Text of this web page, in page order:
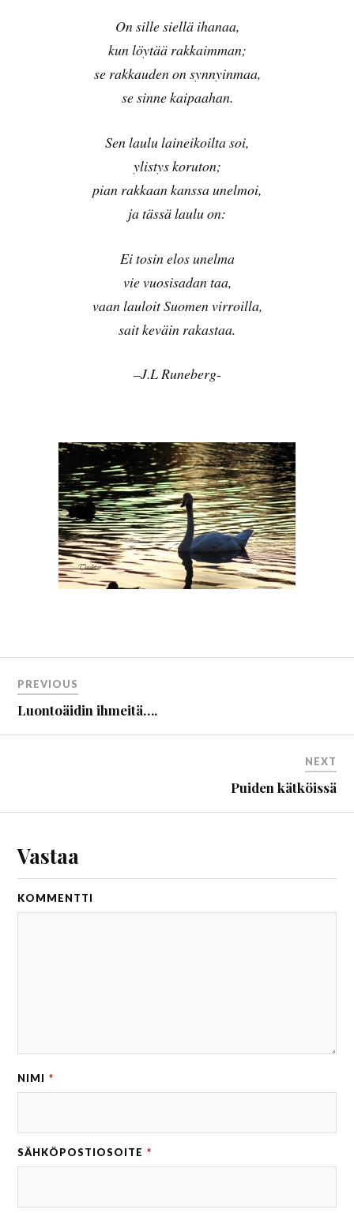
On sille siellä ihanaa,
kun löytää rakkaimman;
se rakkauden on synnyinmaa,
se sinne kaipaahan.
Sen laulu laineikoilta soi,
ylistys koruton;
pian rakkaan kanssa unelmoi,
ja tässä laulu on:
Ei tosin elos unelma
vie vuosisadan taa,
vaan lauloit Suomen virroilla,
sait keväin rakastaa.
–J.L Runeberg-
PREVIOUS
Luontoäidin ihmeitä….
NEXT
Puiden kätköissä
Vastaa
KOMMENTTI
NIMI *
SÄHKÖPOSTIOSOITE *